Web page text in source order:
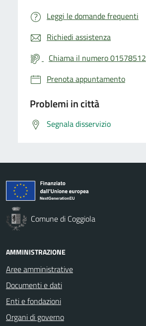
Leggi le domande frequenti
Richiedi assistenza
Chiama il numero 01578512
Prenota appuntamento
Problemi in città
Segnala disservizio
Comune di Coggiola
AMMINISTRAZIONE
Aree amministrative
Documenti e dati
Enti e fondazioni
Organi di governo